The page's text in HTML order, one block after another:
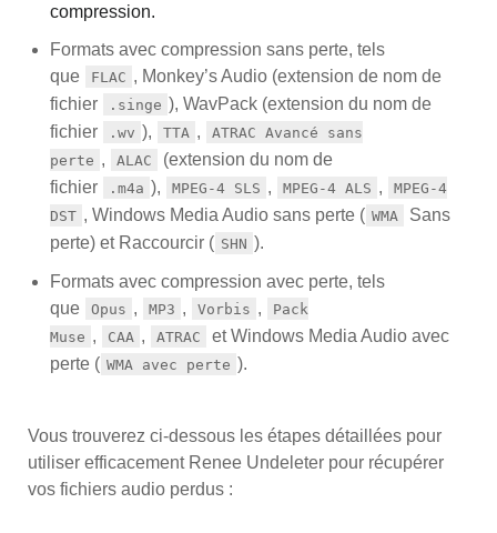
compression.
Formats avec compression sans perte, tels
que
FLAC , Monkey’s Audio (extension de nom de
fichier
.singe ), WavPack (extension du nom de
fichier
.wv ), TTA ,
ATRAC Avancé sans
perte , ALAC
(extension du nom de
fichier
.m4a ), MPEG-4 SLS , MPEG-4 ALS ,
MPEG-4
DST , Windows Media Audio sans perte ( WMA
Sans
perte) et Raccourcir ( SHN ).
Formats avec compression avec perte, tels
que
Opus , MP3 , Vorbis ,
Pack
Muse , CAA , ATRAC
et Windows Media Audio avec
perte ( WMA avec perte ).
Vous trouverez ci-dessous les étapes détaillées pour
utiliser efficacement Renee Undeleter pour récupérer
vos fichiers audio perdus :